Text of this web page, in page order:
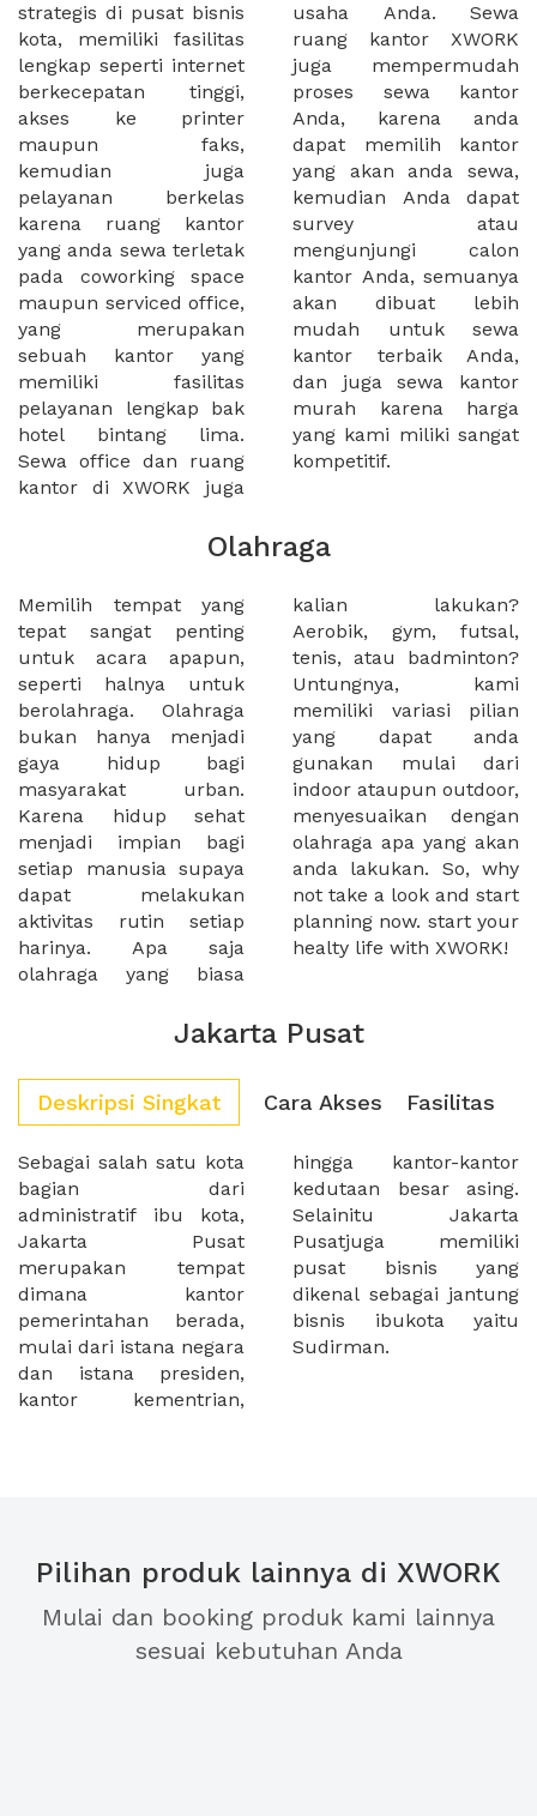
strategis di pusat bisnis
kota, memiliki fasilitas
lengkap seperti internet
berkecepatan tinggi,
akses ke printer
maupun faks,
kemudian juga
pelayanan berkelas
karena ruang kantor
yang anda sewa terletak
pada coworking space
maupun serviced office,
yang merupakan
sebuah kantor yang
memiliki fasilitas
pelayanan lengkap bak
hotel bintang lima.
Sewa office dan ruang
kantor di XWORK juga
usaha Anda. Sewa
ruang kantor XWORK
juga mempermudah
proses sewa kantor
Anda, karena anda
dapat memilih kantor
yang akan anda sewa,
kemudian Anda dapat
survey atau
mengunjungi calon
kantor Anda, semuanya
akan dibuat lebih
mudah untuk sewa
kantor terbaik Anda,
dan juga sewa kantor
murah karena harga
yang kami miliki sangat
kompetitif.
Olahraga
Memilih tempat yang
tepat sangat penting
untuk acara apapun,
seperti halnya untuk
berolahraga. Olahraga
bukan hanya menjadi
gaya hidup bagi
masyarakat urban.
Karena hidup sehat
menjadi impian bagi
setiap manusia supaya
dapat melakukan
aktivitas rutin setiap
harinya. Apa saja
olahraga yang biasa
kalian lakukan?
Aerobik, gym, futsal,
tenis, atau badminton?
Untungnya, kami
memiliki variasi pilian
yang dapat anda
gunakan mulai dari
indoor ataupun outdoor,
menyesuaikan dengan
olahraga apa yang akan
anda lakukan. So, why
not take a look and start
planning now. start your
healty life with XWORK!
Jakarta Pusat
Deskripsi Singkat Cara Akses Fasilitas
Sebagai salah satu kota
bagian dari
administratif ibu kota,
Jakarta Pusat
merupakan tempat
dimana kantor
pemerintahan berada,
mulai dari istana negara
dan istana presiden,
kantor kementrian,
hingga kantor-kantor
kedutaan besar asing.
Selainitu Jakarta
Pusatjuga memiliki
pusat bisnis yang
dikenal sebagai jantung
bisnis ibukota yaitu
Sudirman.
Pilihan produk lainnya di XWORK
Mulai dan booking produk kami lainnya
sesuai kebutuhan Anda